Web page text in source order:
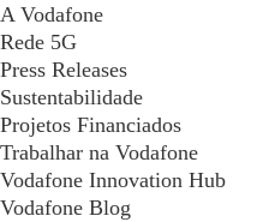
A Vodafone
Rede 5G
Press Releases
Sustentabilidade
Projetos Financiados
Trabalhar na Vodafone
Vodafone Innovation Hub
Vodafone Blog